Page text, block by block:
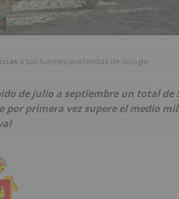
a tus fuentes preferidas de Google
de julio a septiembre un total de
por primera vez supere el medio